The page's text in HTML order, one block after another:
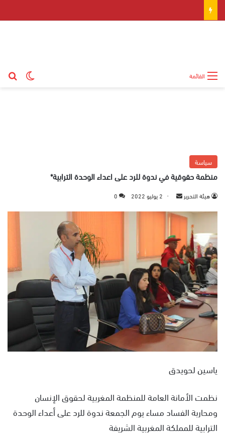
القائمة
سياسة
منظمة حقوقية في ندوة للرد على اعداء الوحدة الترابية*
هيئة التحرير
س
ب
ر
ي
ا
إ
ل
ك
ت
ر
ن
ا
2 يوليو 2022 0
ياسين لحويدق
نظمت الأمانة العامة للمنظمة المغربية لحقوق الإنسان
ومحاربة الفساد مساء يوم الجمعة ندوة للرد على أعداء الوحدة
الترابية للمملكة المغربية الشريفة